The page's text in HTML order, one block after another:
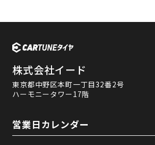
株式会社イード
東京都中野区本町一丁目32番2号
ハーモニータワー17階
営業日カレンダー